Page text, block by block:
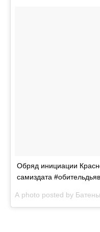
Обряд инициации
самиздата